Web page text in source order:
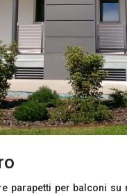
parapetti per balconi